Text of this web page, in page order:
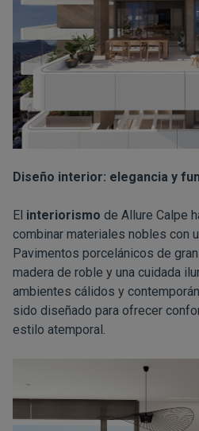
Diseño interior: elegancia y
El interiorismo de Allure Calpe
combinar materiales nobles con
Pavimentos porcelánicos de
madera de roble y una cuidada
ambientes cálidos y
sido diseñado para ofrecer
estilo atemporal.